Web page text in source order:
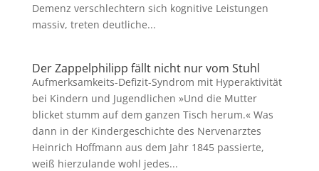
Demenz verschlechtern sich kognitive Leistungen
massiv, treten deutliche...
Der Zappelphilipp fällt nicht nur vom Stuhl
Aufmerksamkeits-Defizit-Syndrom mit Hyperaktivität
bei Kindern und Jugendlichen »Und die Mutter
blicket stumm auf dem ganzen Tisch herum.« Was
dann in der Kindergeschichte des Nervenarztes
Heinrich Hoffmann aus dem Jahr 1845 passierte,
weiß hierzulande wohl jedes...